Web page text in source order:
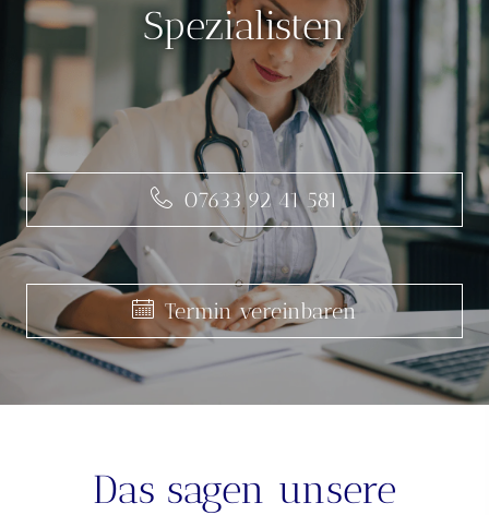
Spezialisten
07633 92 41 581
Termin ver­ein­baren
07633 92 41 581
Termin ver­ein­baren
07633 92 41 581
Termin ver­ein­baren
Das sagen unsere